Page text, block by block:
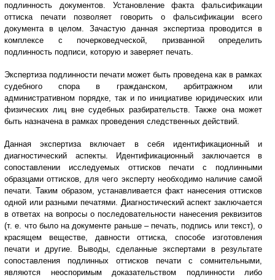
подлинность документов. Установление факта фальсификации
оттиска печати позволяет говорить о фальсификации всего
документа в целом. Зачастую данная экспертиза проводится в
комплексе с почерковедческой, призванной определить
подлинность подписи, которую и заверяет печать.
Экспертиза подлинности печати может быть проведена как в рамках
судебного спора в гражданском, арбитражном или
административном порядке, так и по инициативе юридических или
физических лиц вне судебных разбирательств. Также она может
быть назначена в рамках проведения следственных действий.
Данная экспертиза включает в себя идентификационный и
диагностический аспекты. Идентификационный заключается в
сопоставлении исследуемых оттисков печати с подлинными
образцами оттисков, для чего эксперту необходимо наличие самой
печати. Таким образом, устанавливается факт нанесения оттисков
одной или разными печатями. Диагностический аспект заключается
в ответах на вопросы о последовательности нанесения реквизитов
(т. е. что было на документе раньше – печать, подпись или текст), о
красящем веществе, давности оттиска, способе изготовления
печати и другие. Выводы, сделанные экспертами в результате
сопоставления подлинных оттисков печати с сомнительными,
являются неоспоримым доказательством подлинности либо